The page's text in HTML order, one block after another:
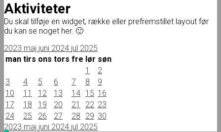
Aktiviteter
Du skal tilføje en widget, række eller prefremstillet layout før
du kan se noget her. 🙂
2023 maj juni 2024 jul 2025
man tirs ons tors fre lør søn
1
2
3
4 5 6 7 8
9
10
11 12 13 14 15 16
17
18 19 20 21 22 23
24
25 26 27 28 29 30
2023 maj juni 2024 jul 2025